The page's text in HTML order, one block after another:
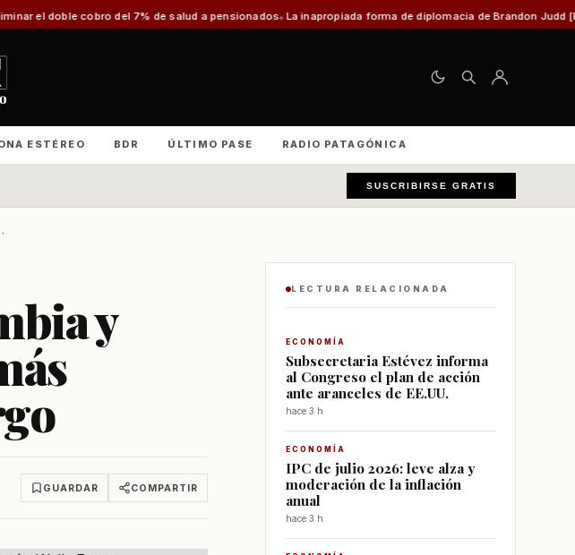
del 7% de salud a pensionados La inapropiada forma de diplomacia de Brandon Judd [Por Miguel
ESTÉREO BDR ÚLTIMO PASE RADIO PATAGÓNICA
SUSCRIBIRSE GRATIS
y
GUARDAR COMPARTIR
LECTURA RELACIONADA
ECONOMÍA
Subsecretaria Estévez informa
al Congreso el plan de acción
ante aranceles de EE.UU.
hace 3 h
ECONOMÍA
IPC de julio 2026: leve alza y
moderación de la inflación
anual
hace 3 h